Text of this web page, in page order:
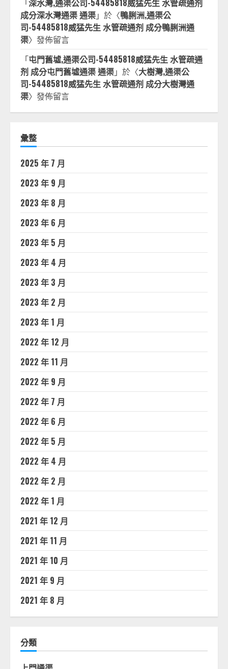
「深水灣,通渠公司-54485818威猛先生 水管疏通剂
成分深水灣通渠 通渠」於〈鴨脷洲,通渠公
司-54485818威猛先生 水管疏通剂 成分鴨脷洲通
渠〉發佈留言
「屯門舊墟,通渠公司-54485818威猛先生 水管疏通
剂 成分屯門舊墟通渠 通渠」於〈大樹灣,通渠公
司-54485818威猛先生 水管疏通剂 成分大樹灣通
渠〉發佈留言
彙整
2025 年 7 月
2023 年 9 月
2023 年 8 月
2023 年 6 月
2023 年 5 月
2023 年 4 月
2023 年 3 月
2023 年 2 月
2023 年 1 月
2022 年 12 月
2022 年 11 月
2022 年 9 月
2022 年 7 月
2022 年 6 月
2022 年 5 月
2022 年 4 月
2022 年 2 月
2022 年 1 月
2021 年 12 月
2021 年 11 月
2021 年 10 月
2021 年 9 月
2021 年 8 月
分類